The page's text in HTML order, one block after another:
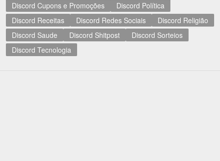
Discord Cupons e Promoções
Discord Política
Discord Receitas
Discord Redes Sociais
Discord Religião
Discord Saude
Discord Shitpost
Discord Sorteios
Discord Tecnologia